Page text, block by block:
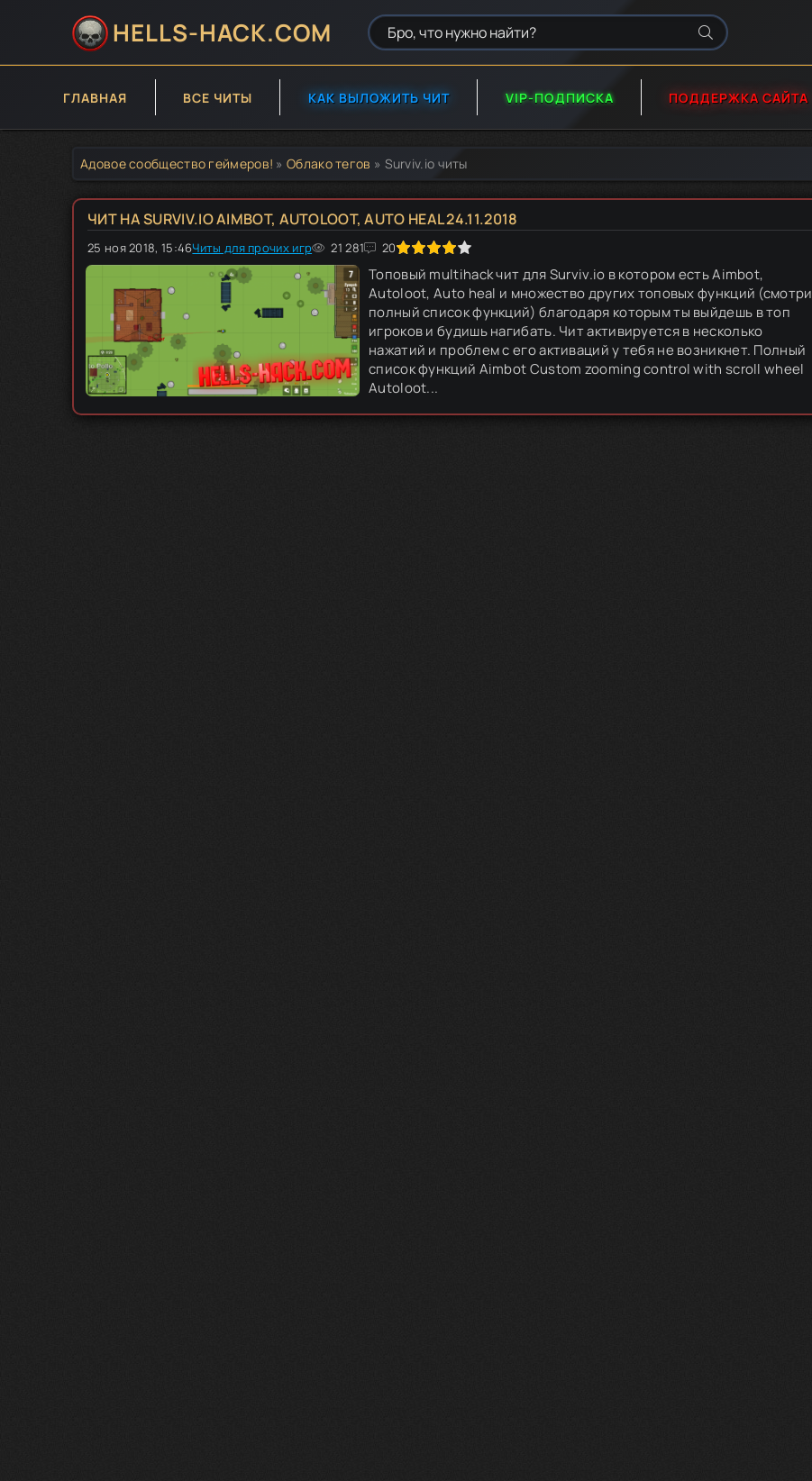
HELLS-HACK.COM
ГЛАВНАЯ ВСЕ ЧИТЫ КАК ВЫЛОЖИТЬ ЧИТ VIP-ПОДПИСКА ПОДДЕРЖКА САЙТА
Адовое сообщество геймеров! »Облако тегов » Surviv.io читы
ЧИТ НА SURVIV.IO AIMBOT, AUTOLOOT, AUTO HEAL 24.11.2018
25 ноя 2018, 15:46Читы для прочих игр 21 281 20
80 1 2 3 4 5
Топовый multihack чит для Surviv.io в котором есть Aimbot,
Autoloot, Auto heal и множество других топовых функций (смотри
полный список функций) благодаря которым ты выйдешь в топ
игроков и будишь нагибать. Чит активируется в несколько
нажатий и проблем с его активаций у тебя не возникнет. Полный
список функций Aimbot Custom zooming control with scroll wheel
Autoloot...